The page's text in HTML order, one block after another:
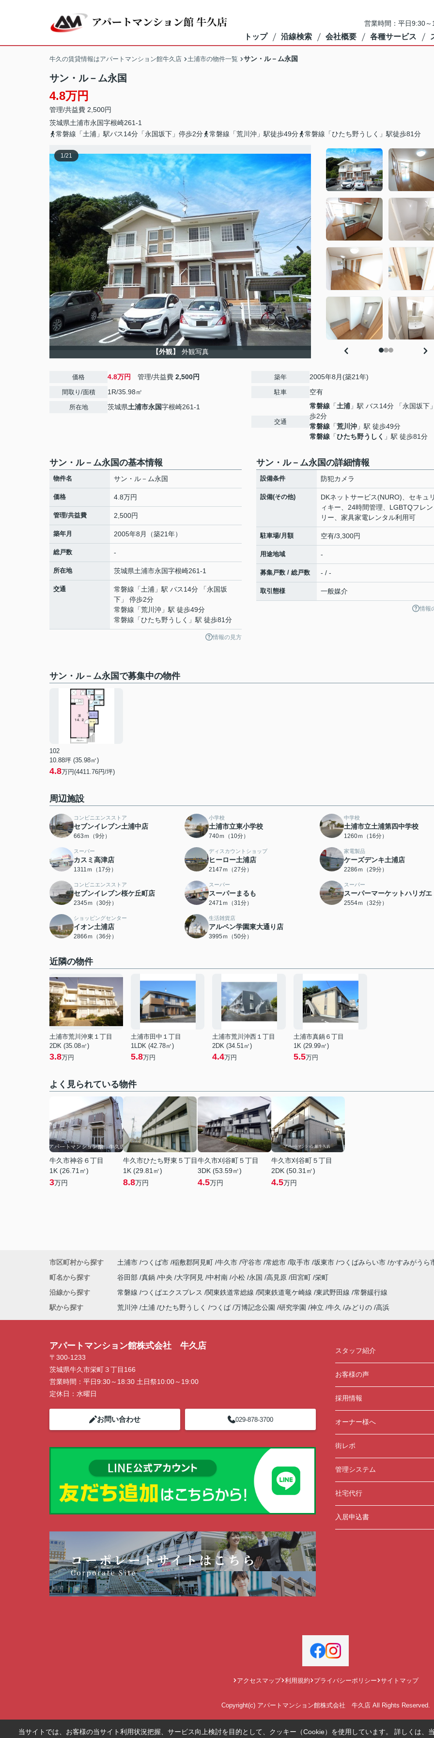
営業時間：平日9:30
トップ 沿線検索 会社概要 各種サービス
牛久の賃貸情報はアパートマンション館牛久店 土浦市の物件一覧 サン・ル－ム永国
サン・ル－ム永国
4.8万円
管理/共益費 2,500円
茨城県土浦市永国字根崎261-1
常磐線「土浦」駅バス14分「永国坂下」停歩2分
常磐線「荒川沖」駅徒歩49分 常磐線「ひたち野うしく」駅徒歩81分
1/21
【外観】 外観写真
価格 4.8万円 管理/共益費 2,500円
間取り/面積 1R/35.98㎡
所在地 茨城県土浦市永国字根崎261-1
築年 2005年8月(築21年)
駐車 空有
交通
常磐線 「土浦 」駅 バス14分 「永国坂下
歩2分
常磐線 「荒川沖 」駅 徒歩49分
常磐線 「ひたち野うしく 」駅 徒歩81分
サン・ル－ム永国の基本情報
物件名 サン・ル－ム永国
価格 4.8万円
管理/共益費 2,500円
築年月 2005年8月（築21年）
総戸数 -
所在地 茨城県土浦市永国字根崎261-1
交通 常磐線 「土浦 」駅 バス14分 「永国坂
下」 停歩2分
常磐線 「荒川沖 」駅 徒歩49分
常磐線 「ひたち野うしく 」駅 徒歩81分
情報の見方
サン・ル－ム永国の詳細情報
設備条件 防犯カメラ
設備(その他)
DKネットサービス(NURO)、セキュ
ィキー、24時間管理、LGBTQフレ
リー、家具家電レンタル利用可
駐車場/月額 空有/3,300円
用途地域 -
募集戸数 / 総戸数 - / -
取引態様 一般媒介
情報
サン・ル－ム永国で募集中の物件
102
10.88坪 (35.98㎡)
4.8万円(4411.76円/坪)
周辺施設
コンビニエンスストア
セブンイレブン土浦中店
663ｍ（9分）
小学校
土浦市立東小学校
740ｍ（10分）
中学校
土浦市立土浦第四中学校
1260ｍ（16分）
スーパー
カスミ高津店
1311ｍ（17分）
ディスカウントショップ
ヒーロー土浦店
2147ｍ（27分）
家電製品
ケーズデンキ土浦店
2286ｍ（29分）
コンビニエンスストア
セブンイレブン桜ケ丘町店
2345ｍ（30分）
スーパー
スーパーまるも
2471ｍ（31分）
スーパー
スーパーマーケットハリガエ
2554ｍ（32分）
ショッピングセンター
イオン土浦店
2866ｍ（36分）
生活雑貨店
アルペン学園東大通り店
3995ｍ（50分）
近隣の物件
土浦市荒川沖東１丁目
2DK (35.08㎡)
3.8万円
土浦市田中１丁目
1LDK (42.78㎡)
5.8万円
土浦市荒川沖西１丁目
2DK (34.51㎡)
4.4万円
土浦市真鍋６丁目
1K (29.99㎡)
5.5万円
よく見られている物件
牛久市神谷６丁目
1K (26.71㎡)
3万円
牛久市ひたち野東５丁目
1K (29.81㎡)
8.8万円
牛久市刈谷町５丁目
3DK (53.59㎡)
4.5万円
牛久市刈谷町５丁目
2DK (50.31㎡)
4.5万円
市区町村から探す 土浦市 つくば市 稲敷郡阿見町 牛久市 守谷市 常総市 取手市 坂東市 つくばみらい市 かすみがうら
町名から探す
谷田部 真鍋 中央 大字阿見 中村南 小松 永国 高見原 田宮町 栄町
沿線から探す
常磐線 つくばエクスプレス 関東鉄道常総線 関東鉄道竜ケ崎線 東武野田線 常磐緩行線
駅から探す
荒川沖 土浦 ひたち野うしく つくば 万博記念公園 研究学園 神立 牛久 みどりの 高浜
アパートマンション館株式会社 牛久店
〒300-1233
茨城県牛久市栄町３丁目166
営業時間： 平日9:30～18:30 土日祭10:00～19:00
定休日： 水曜日
お問い合わせ 029-878-3700
スタッフ紹介
お客様の声
採用情報
オーナー様へ
街レポ
管理システム
社宅代行
入居申込書
アクセスマップ 利用規約 プライバシーポリシー サイトマップ
Copyright(c) アパートマンション館株式会社 牛久店 All Rights Reserved.
当サイトでは、お客様の当サイト利用状況把握、サービス向上検討を目的として、クッキー（Cookie）を使用しています。 詳しくは、